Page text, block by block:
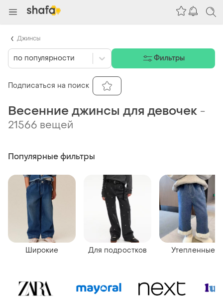
Весенние джинсы для девочек -
21566 вещей
Популярные фильтры
Широкие Для подростков Утепленные
по популярности Фильтры
Подписаться на поиск
Джинсы